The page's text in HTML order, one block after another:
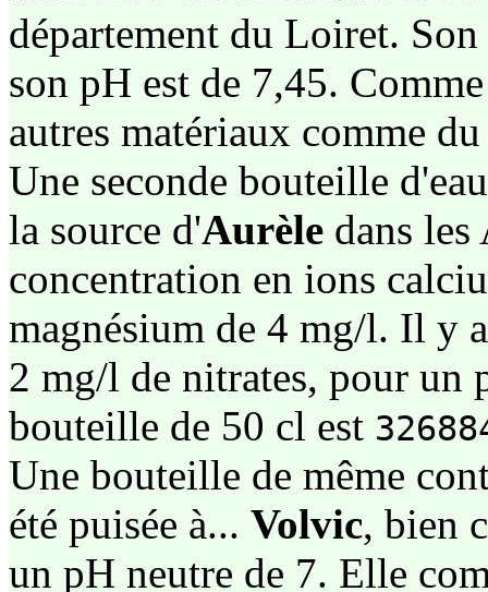
département du Loiret.
son pH est de 7,45.
autres matériaux comme
Une seconde bouteille
la source d'Aurèle dans
concentration en ions
magnésium de 4 mg/l. Il y
2 mg/l de nitrates, pour un
bouteille de 50 cl est
Une bouteille de même
été puisée à... Volvic, bien
un pH neutre de 7. Elle